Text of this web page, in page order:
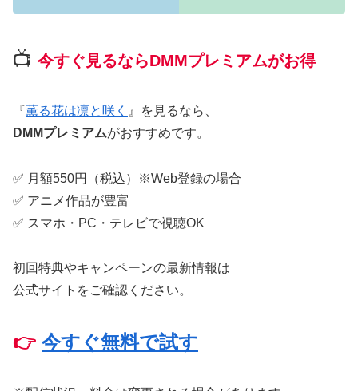
📺 今すぐ見るならDMMプレミアムがお得
『薫る花は凛と咲く 』を見るなら、
DMMプレミアムがおすすめです。
✅ 月額550円（税込）※Web登録の場合
✅ アニメ作品が豊富
✅ スマホ・PC・テレビで視聴OK
初回特典やキャンペーンの最新情報は
公式サイトをご確認ください。
👉 今すぐ無料で試す